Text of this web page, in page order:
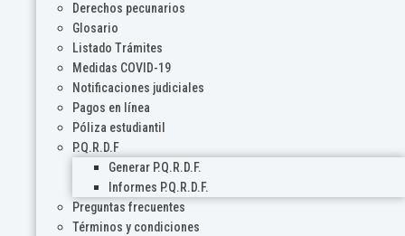
Derechos pecunarios
Glosario
Listado Trámites
Medidas COVID-19
Notificaciones judiciales
Pagos en línea
Póliza estudiantil
P.Q.R.D.F
Generar P.Q.R.D.F.
Informes P.Q.R.D.F.
Preguntas frecuentes
Términos y condiciones